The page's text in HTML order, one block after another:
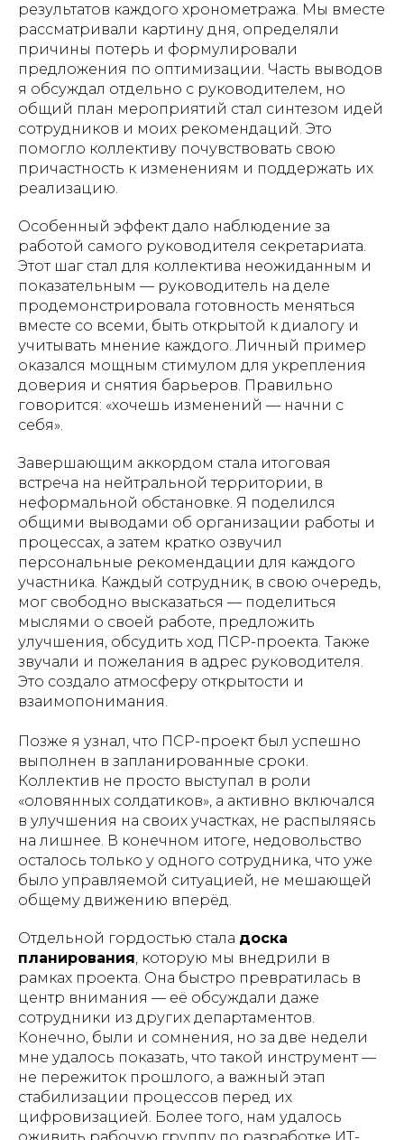
результатов каждого хронометража. Мы вместе
рассматривали картину дня, определяли
причины потерь и формулировали
предложения по оптимизации. Часть выводов
я обсуждал отдельно с руководителем, но
общий план мероприятий стал синтезом идей
сотрудников и моих рекомендаций. Это
помогло коллективу почувствовать свою
причастность к изменениям и поддержать их
реализацию.
Особенный эффект дало наблюдение за
работой самого руководителя секретариата.
Этот шаг стал для коллектива неожиданным и
показательным — руководитель на деле
продемонстрировала готовность меняться
вместе со всеми, быть открытой к диалогу и
учитывать мнение каждого. Личный пример
оказался мощным стимулом для укрепления
доверия и снятия барьеров. Правильно
говорится: «хочешь изменений — начни с
себя».
Завершающим аккордом стала итоговая
встреча на нейтральной территории, в
неформальной обстановке. Я поделился
общими выводами об организации работы и
процессах, а затем кратко озвучил
персональные рекомендации для каждого
участника. Каждый сотрудник, в свою очередь,
мог свободно высказаться — поделиться
мыслями о своей работе, предложить
улучшения, обсудить ход ПСР-проекта. Также
звучали и пожелания в адрес руководителя.
Это создало атмосферу открытости и
взаимопонимания.
Позже я узнал, что ПСР-проект был успешно
выполнен в запланированные сроки.
Коллектив не просто выступал в роли
«оловянных солдатиков», а активно включался
в улучшения на своих участках, не распыляясь
на лишнее. В конечном итоге, недовольство
осталось только у одного сотрудника, что уже
было управляемой ситуацией, не мешающей
общему движению вперёд.
Отдельной гордостью стала доска
планирования, которую мы внедрили в
рамках проекта. Она быстро превратилась в
центр внимания — её обсуждали даже
сотрудники из других департаментов.
Конечно, были и сомнения, но за две недели
мне удалось показать, что такой инструмент —
не пережиток прошлого, а важный этап
стабилизации процессов перед их
цифровизацией. Более того, нам удалось